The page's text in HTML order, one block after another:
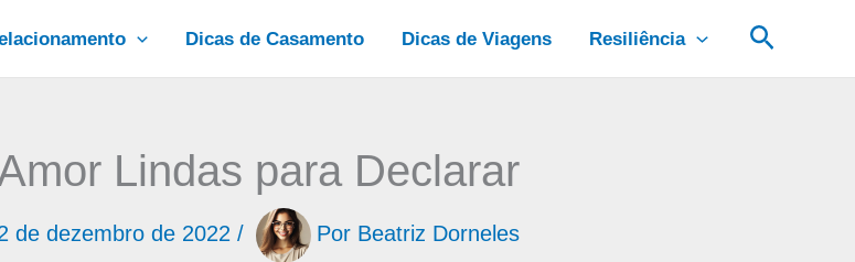
Dicas de Casamento Dicas de Viagens Resiliência
Lindas para Declarar
de dezembro de 2022 / Por Beatriz Dorneles